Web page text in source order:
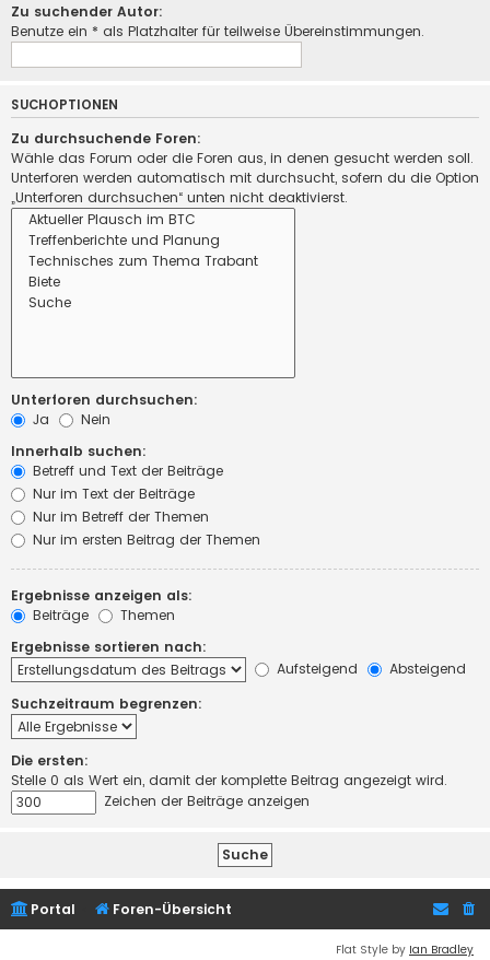
Zu suchender Autor:
Benutze ein * als Platzhalter für teilweise Übereinstimmungen.
SUCHOPTIONEN
Zu durchsuchende Foren:
Wähle das Forum oder die Foren aus, in denen gesucht werden soll.
Unterforen werden automatisch mit durchsucht, sofern du die Option
„Unterforen durchsuchen“ unten nicht deaktivierst.
Unterforen durchsuchen:
Ja
Nein
Innerhalb suchen:
Betreff und Text der Beiträge
Nur im Text der Beiträge
Nur im Betreff der Themen
Nur im ersten Beitrag der Themen
Ergebnisse anzeigen als:
Beiträge
Themen
Ergebnisse sortieren nach:
Aufsteigend
Absteigend
Suchzeitraum begrenzen:
Die ersten:
Stelle 0 als Wert ein, damit der komplette Beitrag angezeigt wird.
Zeichen der Beiträge anzeigen
Portal Foren-Übersicht
Flat Style by Ian Bradley